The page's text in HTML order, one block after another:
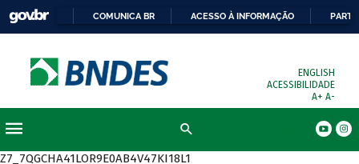
COMUNICA BR ACESSO À INFORMAÇÃO
ENGLISH
ACESSIBILIDADE
A+ A-
Z7_7QGCHA41LOR9E0AB4V47KI18L1